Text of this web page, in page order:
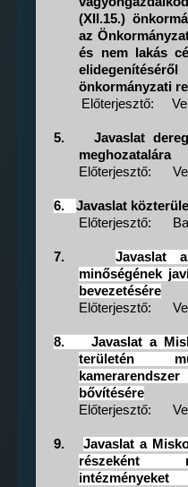
(XII.15.)
az
és nem lakás
önkormányzati
Előterjesztő:
5.
Javaslat
meghozatalára
Előterjesztő:
6.
Javaslat
Előterjesztő:
7.
Javaslat
minőségének
bevezetésére
Előterjesztő:
8.
Javaslat a
területén
bővítésére
Előterjesztő:
9.
Javaslat a
részeként